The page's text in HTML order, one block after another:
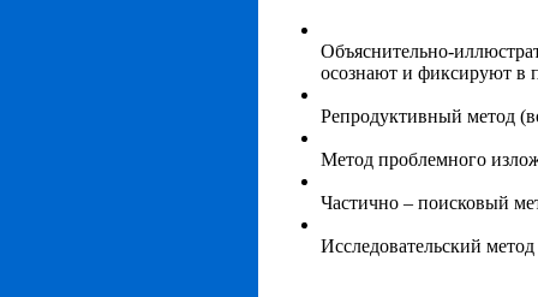
Объяснительно-
осознают и фиксируют в
Репродуктивный метод
Метод проблемного
Частично – поисковый
Исследовательский